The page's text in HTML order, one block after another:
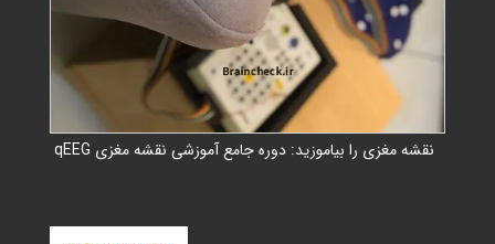
نقشه مغزی را بیاموزید: دوره جامع آموزشی نقشه مغزی qEEG